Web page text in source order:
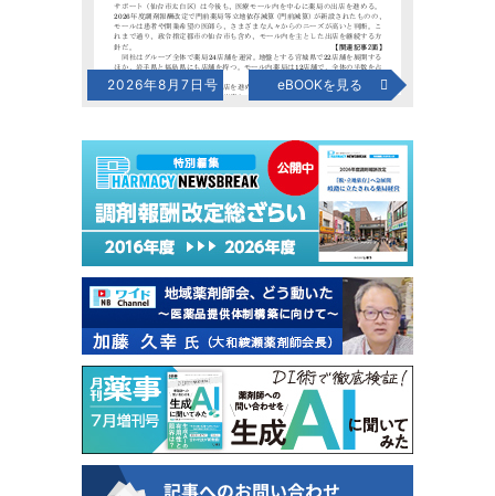
2026年8月7日号 eBOOKを見る